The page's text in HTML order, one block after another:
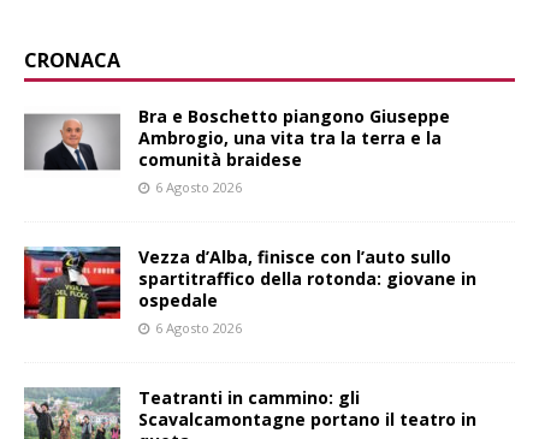
CRONACA
Bra e Boschetto piangono Giuseppe
Ambrogio, una vita tra la terra e la
comunità braidese
6 Agosto 2026
Vezza d’Alba, finisce con l’auto sullo
spartitraffico della rotonda: giovane in
ospedale
6 Agosto 2026
Teatranti in cammino: gli
Scavalcamontagne portano il teatro in